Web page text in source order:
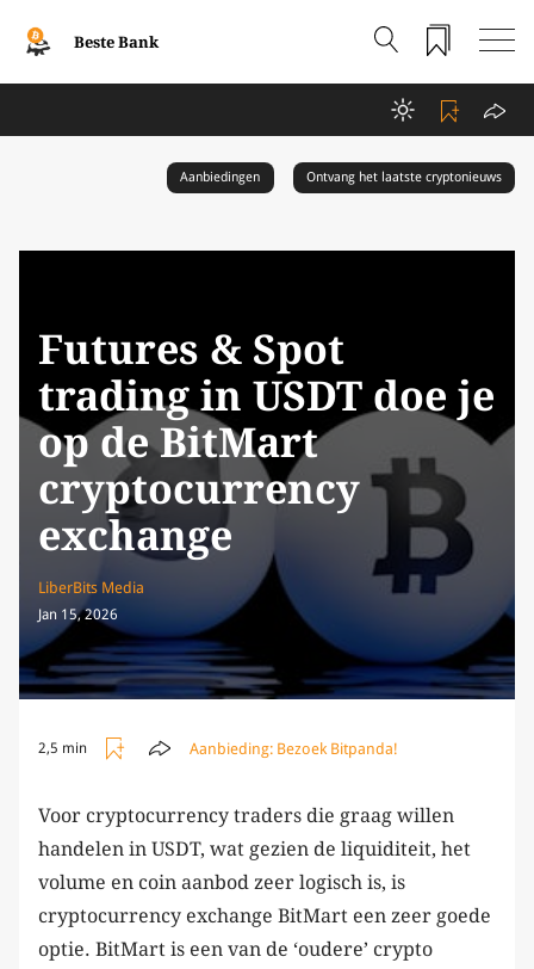
Beste Bank
Aanbiedingen Ontvang het laatste cryptonieuws
Futures & Spot
trading in USDT doe je
op de BitMart
cryptocurrency
exchange
LiberBits Media
Jan 15, 2026
2,5 min Aanbieding: Bezoek Bitpanda!
Voor cryptocurrency traders die graag willen
handelen in USDT, wat gezien de liquiditeit, het
volume en coin aanbod zeer logisch is, is
cryptocurrency exchange BitMart een zeer goede
optie. BitMart is een van de ‘oudere’ crypto